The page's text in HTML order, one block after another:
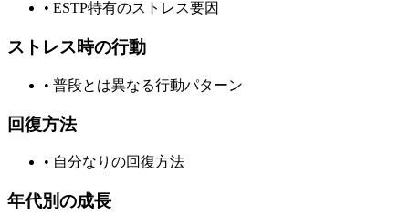
• ESTP特有のストレス要因
ストレス時の行動
• 普段とは異なる行動パターン
回復方法
• 自分なりの回復方法
年代別の成長